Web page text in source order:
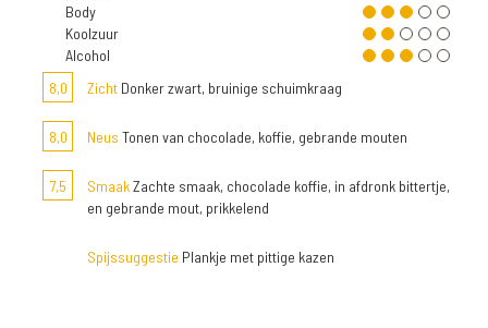
Body
Koolzuur
Alcohol
8,0
Zicht Donker zwart, bruinige schuimkraag
8,0 Neus Tonen van chocolade, koffie, gebrande mouten
7,5 SmaakZachte smaak, chocolade koffie, in afdronk bittertje,
en gebrande mout, prikkelend
Spijssuggestie Plankje met pittige kazen